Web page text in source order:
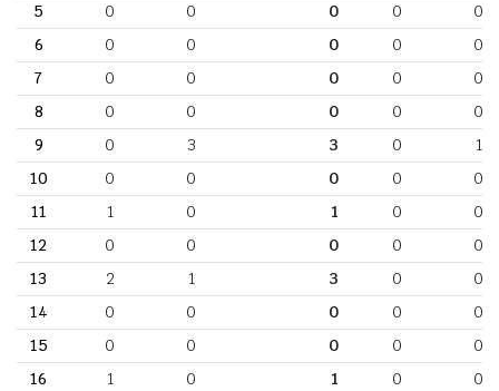
5
0 0 0 0
0
6
0 0 0 0
0
7
0 0 0 0
0
8
0 0 0 0
0
9
0 3 3 0
1
10
0 0 0 0
0
11
1 0 1 0
0
12
0 0 0 0
0
13
2 1 3 0
0
14
0 0 0 0
0
15
0 0 0 0
0
16
1 0 1 0
0